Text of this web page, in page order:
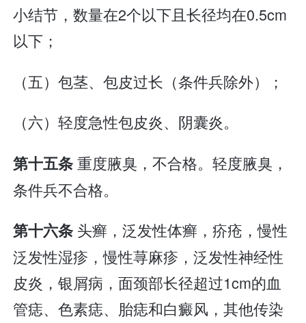
小结节，数量在2个以下且长径均在0.5cm
以下；
（五）包茎、包皮过长（条件兵除外）；
（六）轻度急性包皮炎、阴囊炎。
第十五条重度腋臭，不合格。轻度腋臭，
条件兵不合格。
第十六条 头癣，泛发性体癣，疥疮，慢性
泛发性湿疹，慢性荨麻疹，泛发性神经性
皮炎，银屑病，面颈部长径超过1cm的血
管痣、色素痣、胎痣和白癜风，其他传染